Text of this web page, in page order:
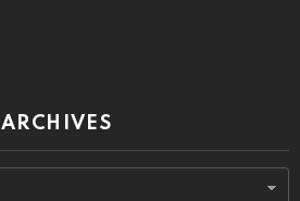
ARCHIVES